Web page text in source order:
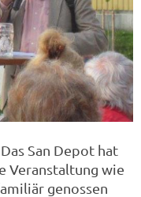
San Depot hat
Veranstaltung wie
genossen